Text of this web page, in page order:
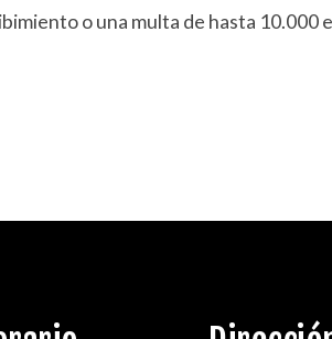
o una multa de hasta 10.000